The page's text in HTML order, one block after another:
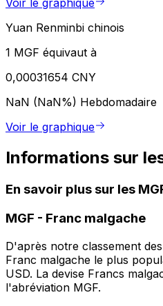
Voir le graphique
Yuan Renminbi chinois
1 MGF équivaut à
0,00031654 CNY
NaN (NaN%) Hebdomadaire
Voir le graphique
Informations sur
En savoir plus sur les
MGF - Franc malgache
D'après notre classement
Franc malgache le plus
USD. La devise Francs
l'abréviation MGF.